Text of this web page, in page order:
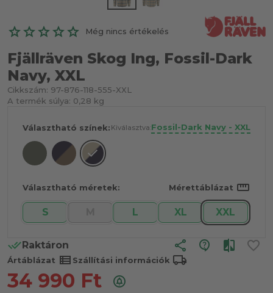
Még nincs értékelés
Fjällräven Skog Ing, Fossil-Dark
Navy, XXL
Cikkszám: 97-876-118-555-XXL
A termék súlya: 0,28 kg
Választható színek: Kiválasztva:Fossil-Dark Navy - XXL
Választható méretek: Mérettáblázat straighten
S L XL XXL
Raktáron share
Ártáblázat view_list Szállítási információk local_shipping
34 990 Ft